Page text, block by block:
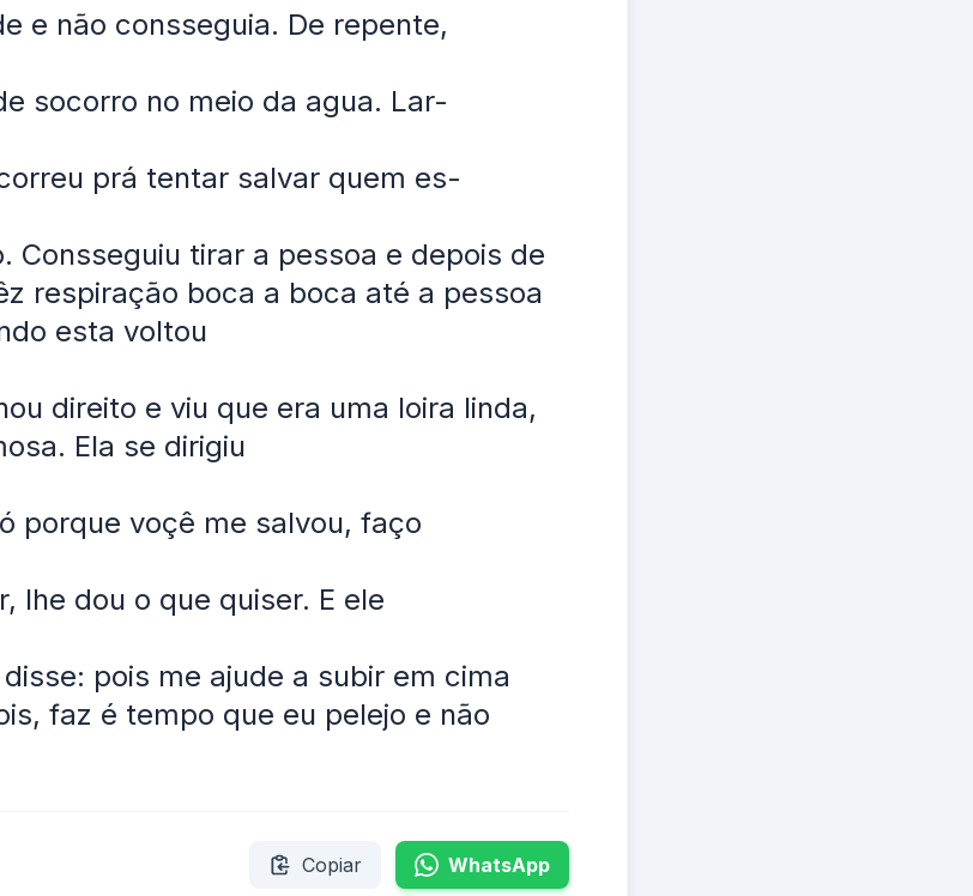
e não consseguia. De repente,
socorro no meio da agua. Lar-
prá tentar salvar quem es-
Consseguiu tirar a pessoa e depois de
respiração boca a boca até a pessoa
esta voltou
direito e viu que era uma loira linda,
Ela se dirigiu
porque voçê me salvou, faço
lhe dou o que quiser. E ele
pois me ajude a subir em cima
faz é tempo que eu pelejo e não
Copiar WhatsApp